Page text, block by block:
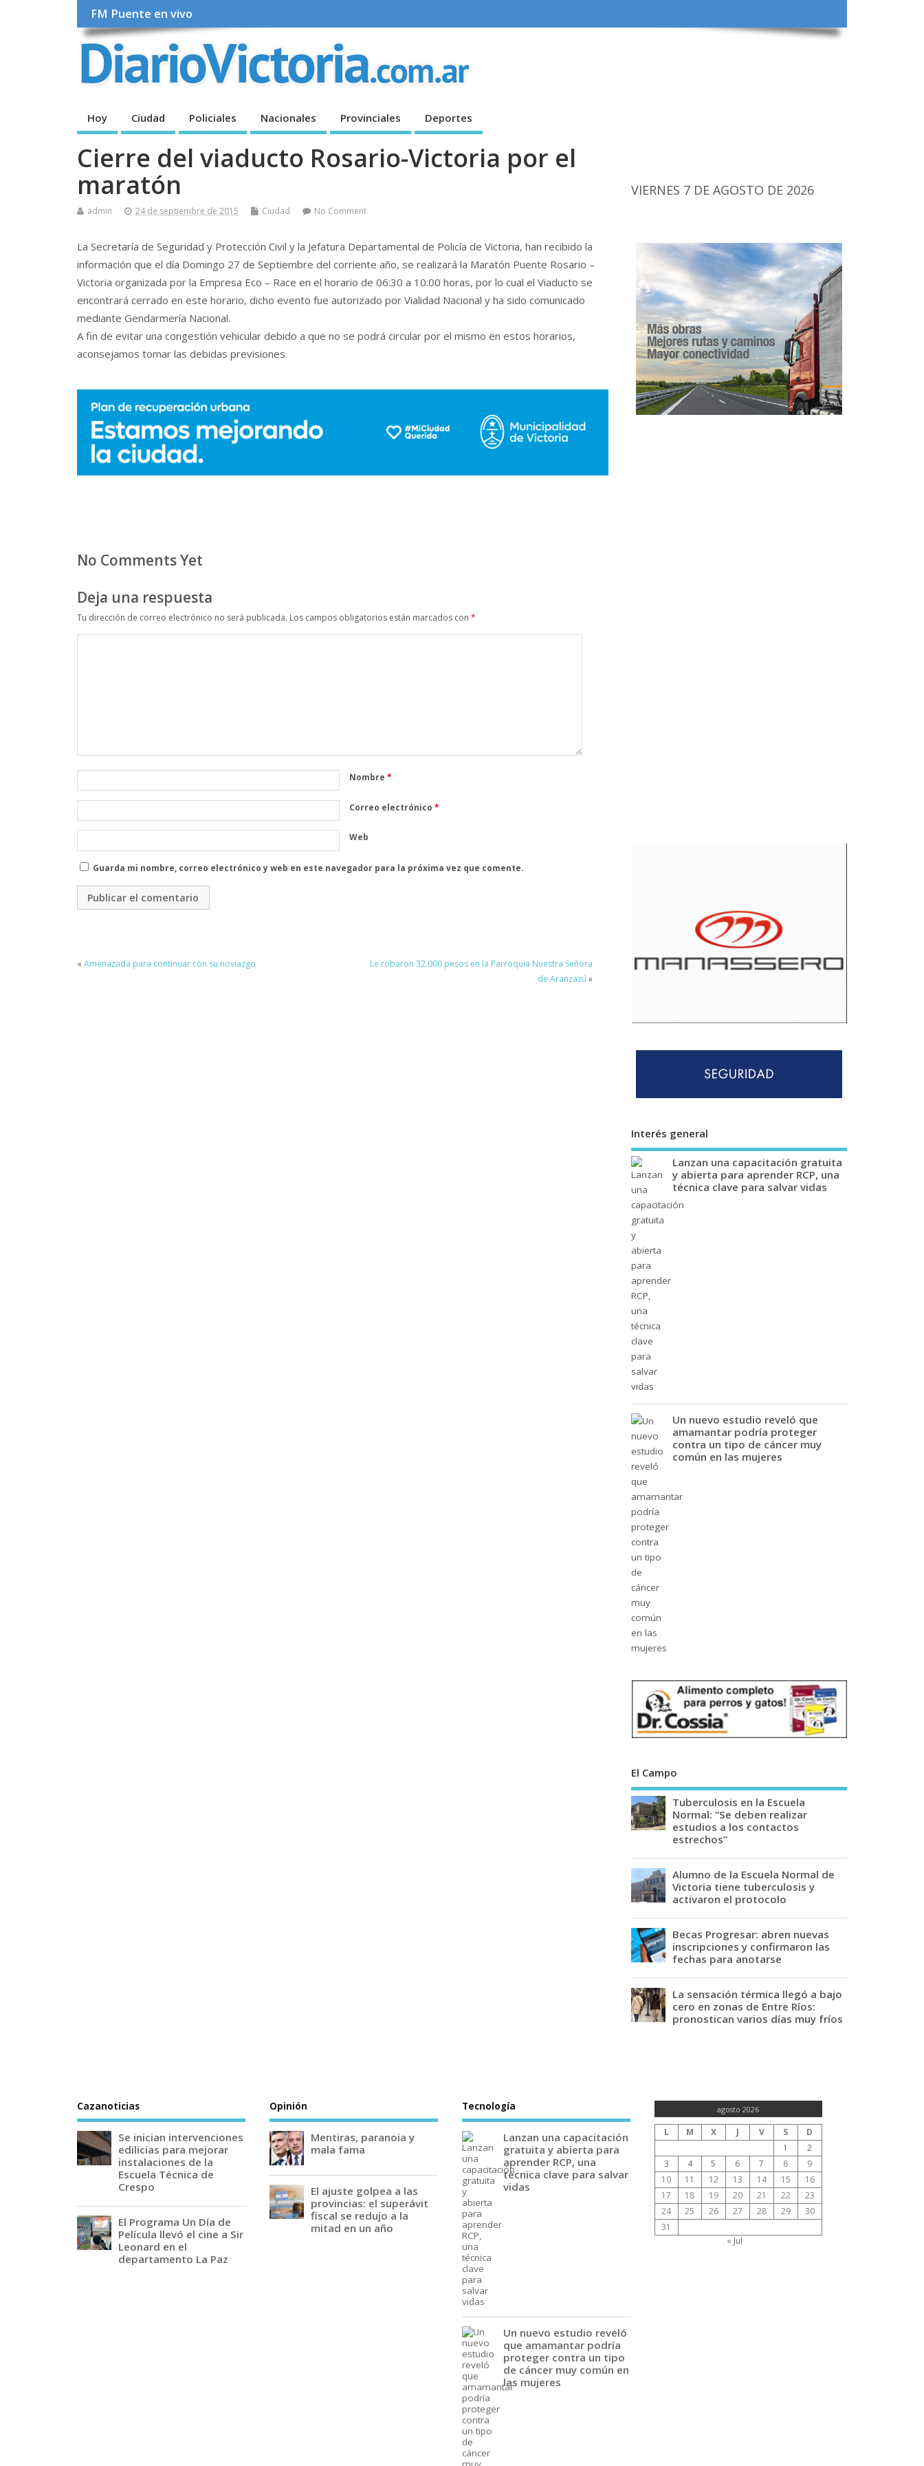
FM Puente en vivo
Hoy Ciudad Policiales Nacionales Provinciales Deportes
Cierre del viaducto Rosario-Victoria por el
maratón
admin 24 de septiembre de 2015 Ciudad No Comment
La Secretaría de Seguridad y Protección Civil y la Jefatura Departamental de Policía de Victoria, han recibido la
información que el día Domingo 27 de Septiembre del corriente año, se realizará la Maratón Puente Rosario –
Victoria organizada por la Empresa Eco – Race en el horario de 06:30 a 10:00 horas, por lo cual el Viaducto se
encontrará cerrado en este horario, dicho evento fue autorizado por Vialidad Nacional y ha sido comunicado
mediante Gendarmería Nacional.
A fin de evitar una congestión vehicular debido a que no se podrá circular por el mismo en estos horarios,
aconsejamos tomar las debidas previsiones.
No Comments Yet
Deja una respuesta
Tu dirección de correo electrónico no será publicada. Los campos obligatorios están marcados con *
Nombre *
Correo electrónico *
Web
Guarda mi nombre, correo electrónico y web en este navegador para la próxima vez que comente.
« Amenazada para continuar con su noviazgo
Le robaron 32.000 pesos en la Parroquia Nuestra Señora
de Aranzazú »
VIERNES 7 DE AGOSTO DE 2026
Interés general
Lanzan una capacitación gratuita
y abierta para aprender RCP, una
técnica clave para salvar vidas
Un nuevo estudio reveló que
amamantar podría proteger
contra un tipo de cáncer muy
común en las mujeres
El Campo
Tuberculosis en la Escuela
Normal: “Se deben realizar
estudios a los contactos
estrechos”
Alumno de la Escuela Normal de
Victoria tiene tuberculosis y
activaron el protocolo
Becas Progresar: abren nuevas
inscripciones y confirmaron las
fechas para anotarse
La sensación térmica llegó a bajo
cero en zonas de Entre Ríos:
pronostican varios días muy fríos
Cazanoticias
Se inician intervenciones
edilicias para mejorar
instalaciones de la
Escuela Técnica de
Crespo
El Programa Un Día de
Película llevó el cine a Sir
Leonard en el
departamento La Paz
Opinión
Mentiras, paranoia y
mala fama
El ajuste golpea a las
provincias: el superávit
fiscal se redujo a la
mitad en un año
Tecnología
Lanzan una capacitación
gratuita y abierta para
aprender RCP, una
técnica clave para salvar
vidas
Un nuevo estudio reveló
que amamantar podría
proteger contra un tipo
de cáncer muy común en
las mujeres
agosto 2026
L M X J V S
D
1
2
3
4 5 6 7 8
9
10
11 12 13 14 15
16
17
18 19 20 21 22
23
24
25 26 27 28 29
30
31
« Jul